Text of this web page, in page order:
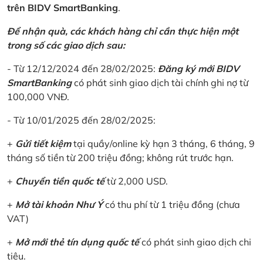
trên BIDV SmartBanking.
Để nhận quà, các khách hàng chỉ cần thực hiện một
trong số các giao dịch sau:
- Từ 12/12/2024 đến 28/02/2025: Đăng ký mới BIDV
SmartBankingcó phát sinh giao dịch tài chính ghi nợ từ
100,000 VNĐ.
- Từ 10/01/2025 đến 28/02/2025:
+ Gửi tiết kiệmtại quầy/online kỳ hạn 3 tháng, 6 tháng, 9
tháng số tiền từ 200 triệu đồng; không rút trước hạn.
+ Chuyển tiền quốc tếtừ 2,000 USD.
+ Mở tài khoản Như Ýcó thu phí từ 1 triệu đồng (chưa
VAT)
+ Mở mới thẻ tín dụng quốc tếcó phát sinh giao dịch chi
tiêu.